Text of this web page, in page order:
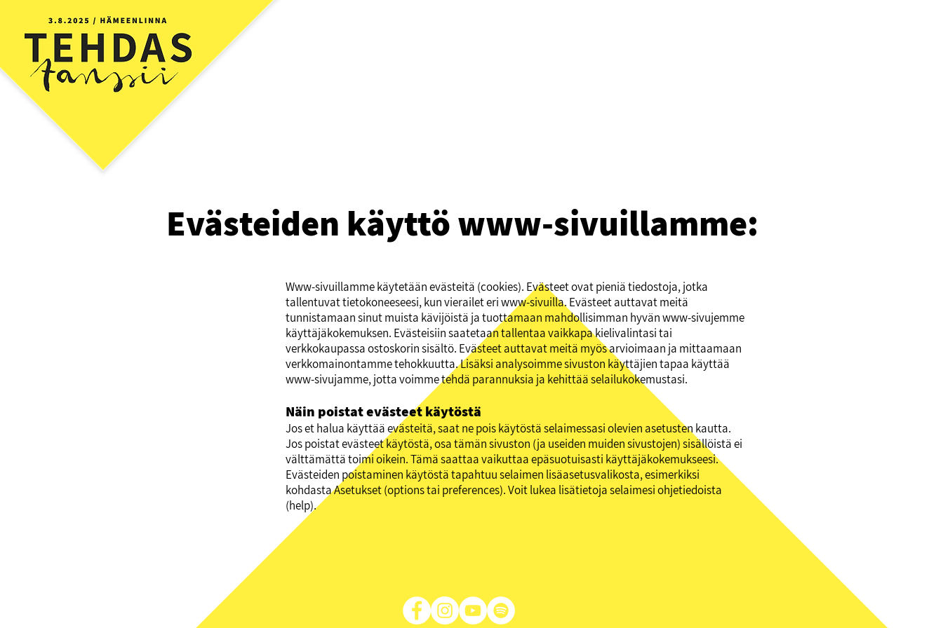
Evästeiden käyttö www-sivuillamme:
Www-sivuillamme käytetään evästeitä (cookies). Evästeet ovat pieniä tiedostoja, jotka
tallentuvat tietokoneeseesi, kun vierailet eri www-sivuilla. Evästeet auttavat meitä
tunnistamaan sinut muista kävijöistä ja tuottamaan mahdollisimman hyvän www-sivujemme
käyttäjäkokemuksen. Evästeisiin saatetaan tallentaa vaikkapa kielivalintasi tai
verkkokaupassa ostoskorin sisältö. Evästeet auttavat meitä myös arvioimaan ja mittaamaan
verkkomainontamme tehokkuutta. Lisäksi analysoimme sivuston käyttäjien tapaa käyttää
www-sivujamme, jotta voimme tehdä parannuksia ja kehittää selailukokemustasi.
Näin poistat evästeet käytöstä
Jos et halua käyttää evästeitä, saat ne pois käytöstä selaimessasi olevien asetusten kautta.
Jos poistat evästeet käytöstä, osa tämän sivuston (ja useiden muiden sivustojen) sisällöistä ei
välttämättä toimi oikein. Tämä saattaa vaikuttaa epäsuotuisasti käyttäjäkokemukseesi.
Evästeiden poistaminen käytöstä tapahtuu selaimen lisäasetusvalikosta, esimerkiksi
kohdasta Asetukset (options tai preferences). Voit lukea lisätietoja selaimesi ohjetiedoista
(help).